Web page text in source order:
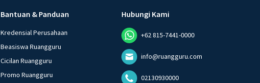
Bantuan & Panduan
Kredensial Perusahaan
Beasiswa Ruangguru
Cicilan Ruangguru
Promo Ruangguru
Hubungi Kami
+62 815-7441-0000
info@ruangguru.com
02130930000